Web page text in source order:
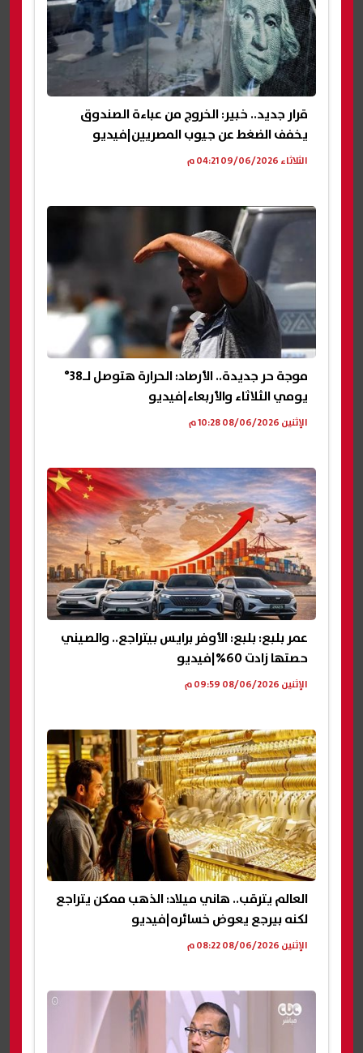
قرار جديد.. خبير: الخروج من عباءة الصندوق
يخفف الضغط عن جيوب المصريين|فيديو
الثلاثاء 09/06/2026 04:21 م
موجة حر جديدة.. الأرصاد: الحرارة هتوصل لـ38°
يومي الثلاثاء والأربعاء|فيديو
الإثنين 08/06/2026 10:28 م
عمر بلبع: بلبع: الأوفر برايس بيتراجع.. والصيني
حصتها زادت 60%|فيديو
الإثنين 08/06/2026 09:59 م
العالم يترقب.. هاني ميلاد: الذهب ممكن يتراجع
لكنه بيرجع يعوض خسائره|فيديو
الإثنين 08/06/2026 08:22 م